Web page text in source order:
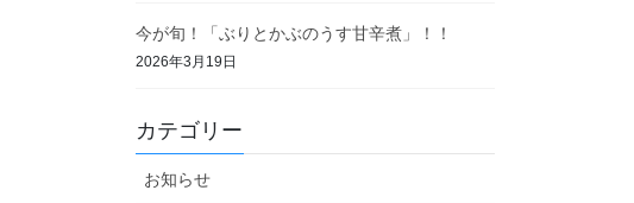
今が旬！「ぶりとかぶのうす甘辛煮」！！
2026年3月19日
カテゴリー
お知らせ